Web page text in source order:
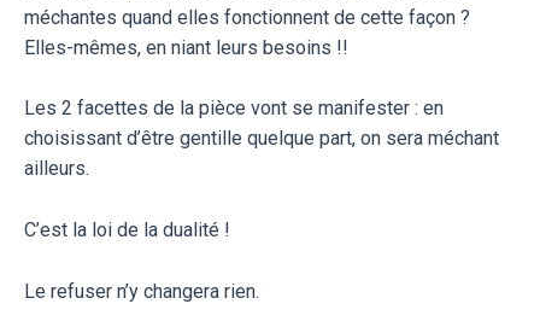
méchantes quand elles fonctionnent de cette façon ?
Elles-mêmes, en niant leurs besoins !!
Les 2 facettes de la pièce vont se manifester : en
choisissant d’être gentille quelque part, on sera méchant
ailleurs.
C’est la loi de la dualité !
Le refuser n’y changera rien.